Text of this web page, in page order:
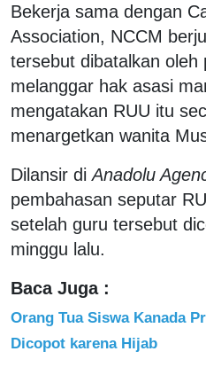
Bekerja sama dengan
Association, NCCM
tersebut dibatalkan oleh
melanggar hak asasi
mengatakan RUU itu
menargetkan wanita
Dilansir diAnadolu
pembahasan seputar
setelah guru tersebut
minggu lalu.
Baca Juga :
Orang Tua Siswa Kanada
Dicopot karena Hijab